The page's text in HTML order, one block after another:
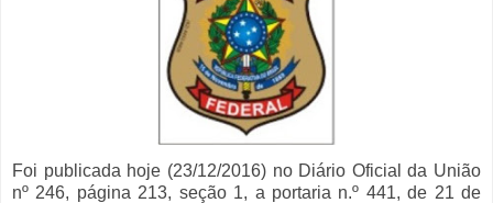
Foi publicada hoje (23/12/2016) no Diário Oficial da União
nº 246, página 213, seção 1, a portaria n.º 441, de 21 de